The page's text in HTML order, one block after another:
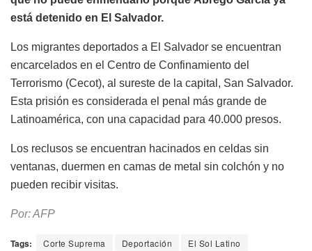
está detenido en El Salvador.
Los migrantes deportados a El Salvador se encuentran
encarcelados en el Centro de Confinamiento del
Terrorismo (Cecot), al sureste de la capital, San Salvador.
Esta prisión es considerada el penal más grande de
Latinoamérica, con una capacidad para 40.000 presos.
Los reclusos se encuentran hacinados en celdas sin
ventanas, duermen en camas de metal sin colchón y no
pueden recibir visitas.
Por: AFP
Tags: Corte Suprema Deportación
El Sol Latino